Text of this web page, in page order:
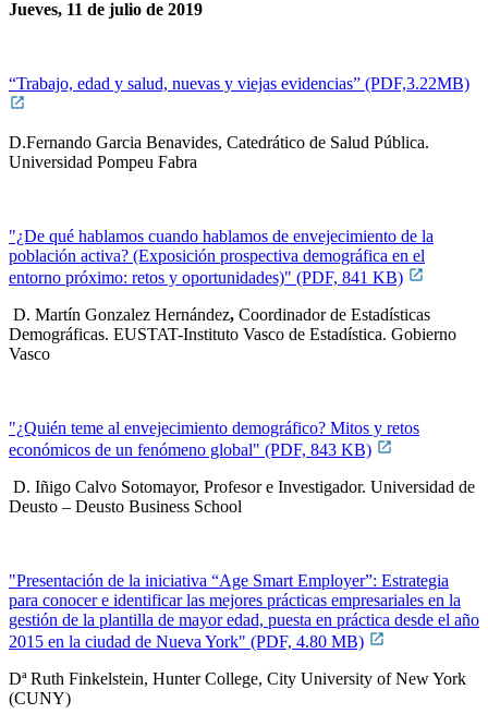
Jueves, 11 de julio de 2019
“Trabajo, edad y salud, nuevas y viejas evidencias” (PDF,3.22MB)
D.Fernando Garcia Benavides, Catedrático de Salud Pública.
Universidad Pompeu Fabra
"¿De qué hablamos cuando hablamos de envejecimiento de la
población activa? (Exposición prospectiva demográfica en el
entorno próximo: retos y oportunidades)" (PDF, 841 KB)
D. Martín Gonzalez Hernández, Coordinador de Estadísticas
Demográficas. EUSTAT-Instituto Vasco de Estadística. Gobierno
Vasco
"¿Quién teme al envejecimiento demográfico? Mitos y retos
económicos de un fenómeno global" (PDF, 843 KB)
D. Iñigo Calvo Sotomayor, Profesor e Investigador. Universidad de
Deusto – Deusto Business School
"Presentación de la iniciativa “Age Smart Employer”: Estrategia
para conocer e identificar las mejores prácticas empresariales en la
gestión de la plantilla de mayor edad, puesta en práctica desde el año
2015 en la ciudad de Nueva York" (PDF, 4.80 MB)
Dª Ruth Finkelstein, Hunter College, City University of New York
(CUNY)